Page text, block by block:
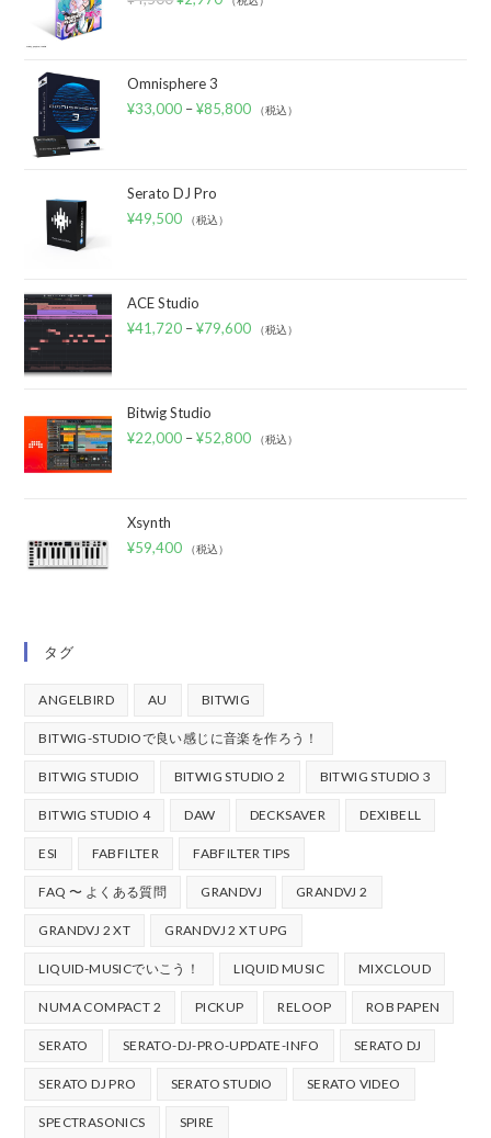
Omnisphere 3
¥33,000 –¥85,800 （税込）
Serato DJ Pro
¥49,500 （税込）
ACE Studio
¥41,720 –¥79,600 （税込）
Bitwig Studio
¥22,000 –¥52,800 （税込）
Xsynth
¥59,400 （税込）
タグ
ANGELBIRD AU BITWIG
BITWIG-STUDIOで良い感じに音楽を作ろう！
BITWIG STUDIO BITWIG STUDIO 2 BITWIG STUDIO 3
BITWIG STUDIO 4 DAW DECKSAVER DEXIBELL
ESI FABFILTER FABFILTER TIPS
FAQ 〜 よくある質問 GRANDVJ GRANDVJ 2
GRANDVJ 2 XT GRANDVJ 2 XT UPG
LIQUID-MUSICでいこう！ LIQUID MUSIC MIXCLOUD
NUMA COMPACT 2 PICKUP RELOOP ROB PAPEN
SERATO SERATO-DJ-PRO-UPDATE-INFO SERATO DJ
SERATO DJ PRO SERATO STUDIO SERATO VIDEO
SPECTRASONICS SPIRE